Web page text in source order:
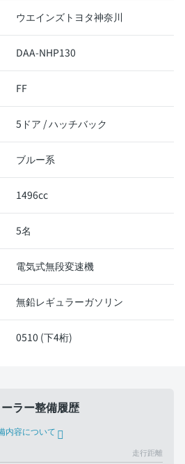
ウエインズトヨタ神奈川
DAA-NHP130
FF
5ドア / ハッチバック
ブルー系
1496cc
5名
電気式無段変速機
無鉛レギュラーガソリン
0510 (下4桁)
ラー整備履歴
内容について
走行距離